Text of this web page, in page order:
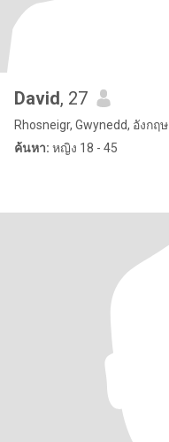
David, 27
Rhosneigr, Gwynedd, อังกฤษ
ค้นหา: หญิง 18 - 45